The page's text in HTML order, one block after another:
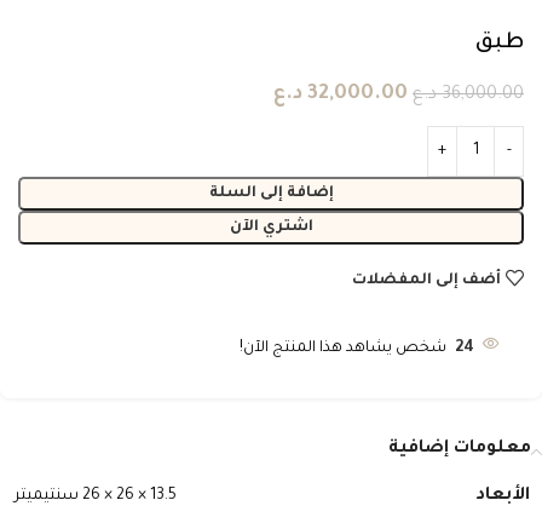
طبق
36,000.00 د.ع 32,000.00 د.ع
إضافة إلى السلة
اشتري الآن
أضف إلى المفضلات
24 شخص يشاهد هذا المنتج الآن!
معلومات إضافية
الأبعاد 13.5 × 26 × 26 سنتيميتر